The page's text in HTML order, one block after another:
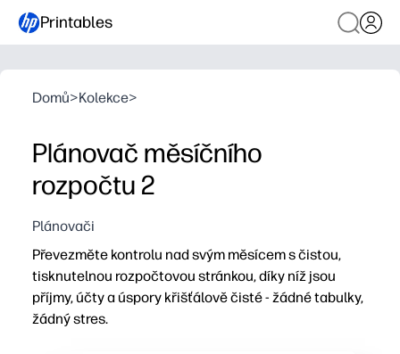
Printables
Domů>Kolekce>
Plánovač měsíčního
rozpočtu 2
Plánovači
Převezměte kontrolu nad svým měsícem s čistou,
tisknutelnou rozpočtovou stránkou, díky níž jsou
příjmy, účty a úspory křišťálově čisté - žádné tabulky,
žádný stres.